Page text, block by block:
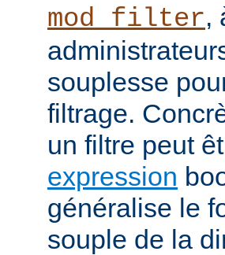
mod_filter,
souplesse
filtrage.
un filtre peut
expression
généralise le
souple de la